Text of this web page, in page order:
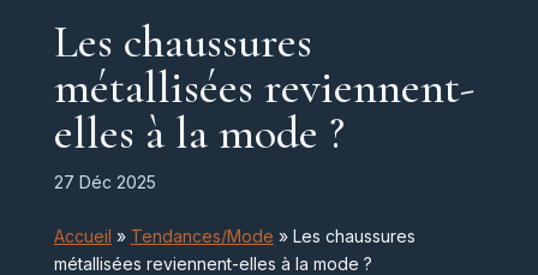
Les chaussures
métallisées reviennent-
elles à la mode ?
27 Déc 2025
Accueil » Tendances/Mode » Les chaussures
métallisées reviennent-elles à la mode ?